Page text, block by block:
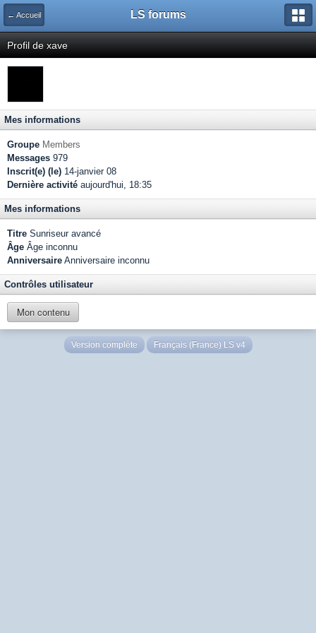
← Accueil LS forums
Profil de xave
Mes informations
Groupe Members
Messages 979
Inscrit(e) (le) 14-janvier 08
Dernière activité aujourd'hui, 18:35
Mes informations
Titre Sunriseur avancé
Âge Âge inconnu
Anniversaire Anniversaire inconnu
Contrôles utilisateur
Mon contenu
Version complète Français (France) LS v4